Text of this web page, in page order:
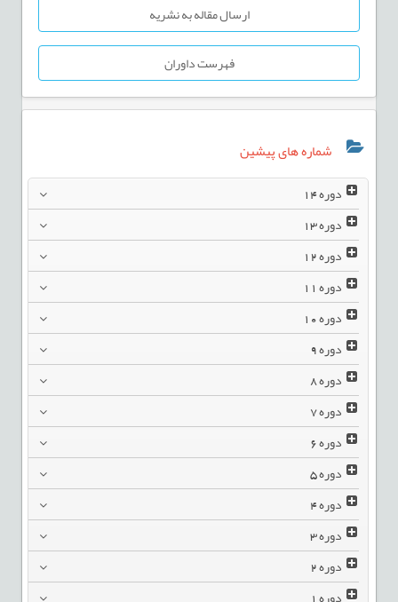
ارسال مقاله به نشریه
فهرست داوران
شماره های پیشین
دوره14
دوره13
دوره12
دوره11
دوره10
دوره9
دوره8
دوره7
دوره6
دوره5
دوره4
دوره3
دوره2